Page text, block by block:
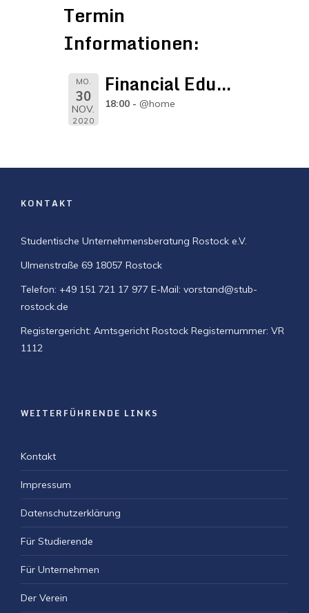
Termin
Informationen:
MO.
30
NOV.
2020
Financial Education by MLP SE
18:00 @home
KONTAKT
Studentische Unternehmensberatung Rostock e.V.
Ulmenstraße 69 18057 Rostock
Telefon: +49 151 721 17 977 E-Mail: vorstand@stub-
rostock.de
Registergericht: Amtsgericht Rostock Registernummer: VR
1112
WEITERFÜHRENDE LINKS
Kontakt
Impressum
Datenschutzerklärung
Für Studierende
Für Unternehmen
Der Verein